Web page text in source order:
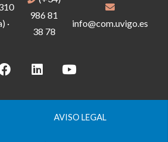
·
986 81
38 78
info@com.uvigo.es
AVISO LEGAL